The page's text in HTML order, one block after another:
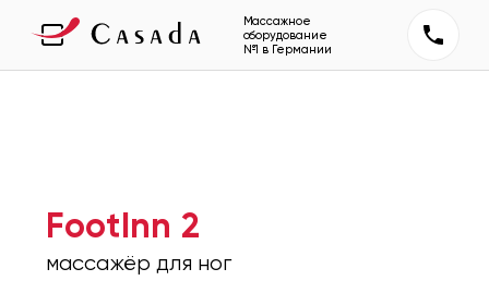
Массажное
оборудование
№1 в Германии
FootInn 2
массажёр для ног